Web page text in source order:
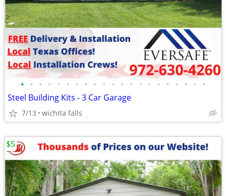
• • • • • • • • • • • • • • • • • • • • •
Steel Building Kits - 3 Car Garage
7/13 wichita falls
$5